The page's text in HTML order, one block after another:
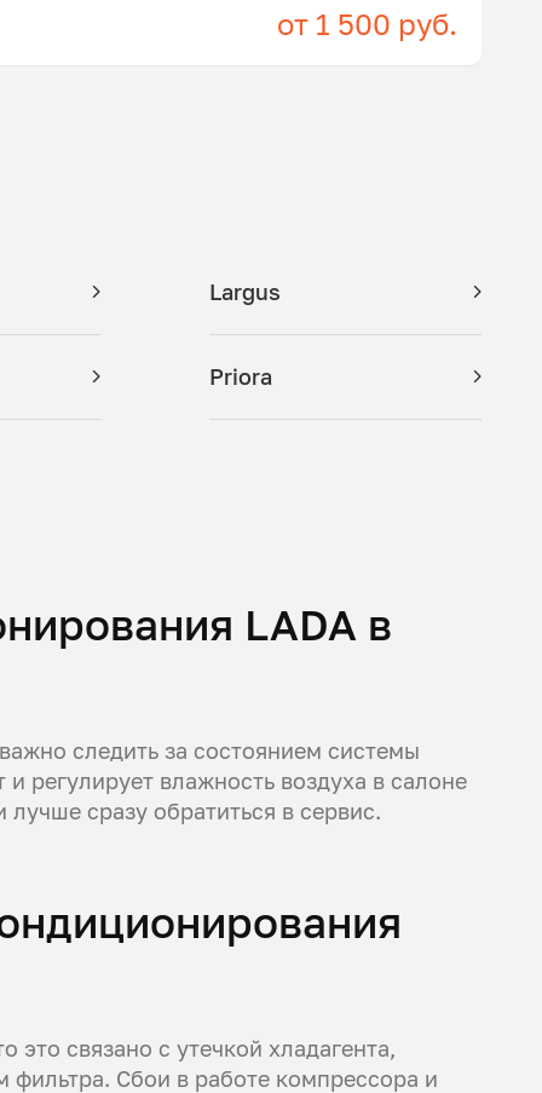
от 1 500 руб.
Largus
Priora
LADA в
следить за состоянием системы
регулирует влажность воздуха в салоне
сразу обратиться в сервис.
это связано с утечкой хладагента,
Сбои в работе компрессора и